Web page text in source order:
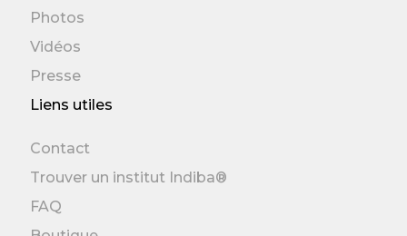
Photos
Vidéos
Presse
Liens utiles
Contact
Trouver un institut Indiba®
FAQ